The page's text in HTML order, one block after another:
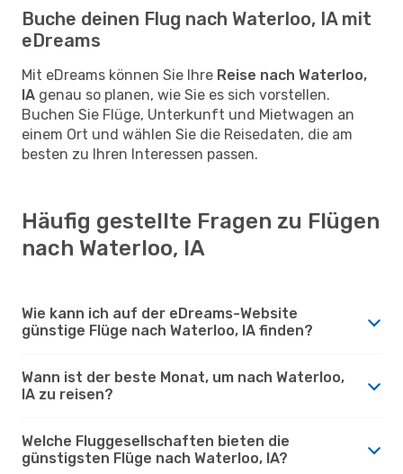
Buche deinen Flug nach Waterloo, IA mit
eDreams
Mit eDreams können Sie Ihre Reise nach Waterloo,
IA genau so planen, wie Sie es sich vorstellen.
Buchen Sie Flüge, Unterkunft und Mietwagen an
einem Ort und wählen Sie die Reisedaten, die am
besten zu Ihren Interessen passen.
Häufig gestellte Fragen zu Flügen
nach Waterloo, IA
Wie kann ich auf der eDreams-Website
günstige Flüge nach Waterloo, IA finden?
Wann ist der beste Monat, um nach Waterloo,
IA zu reisen?
Welche Fluggesellschaften bieten die
günstigsten Flüge nach Waterloo, IA?